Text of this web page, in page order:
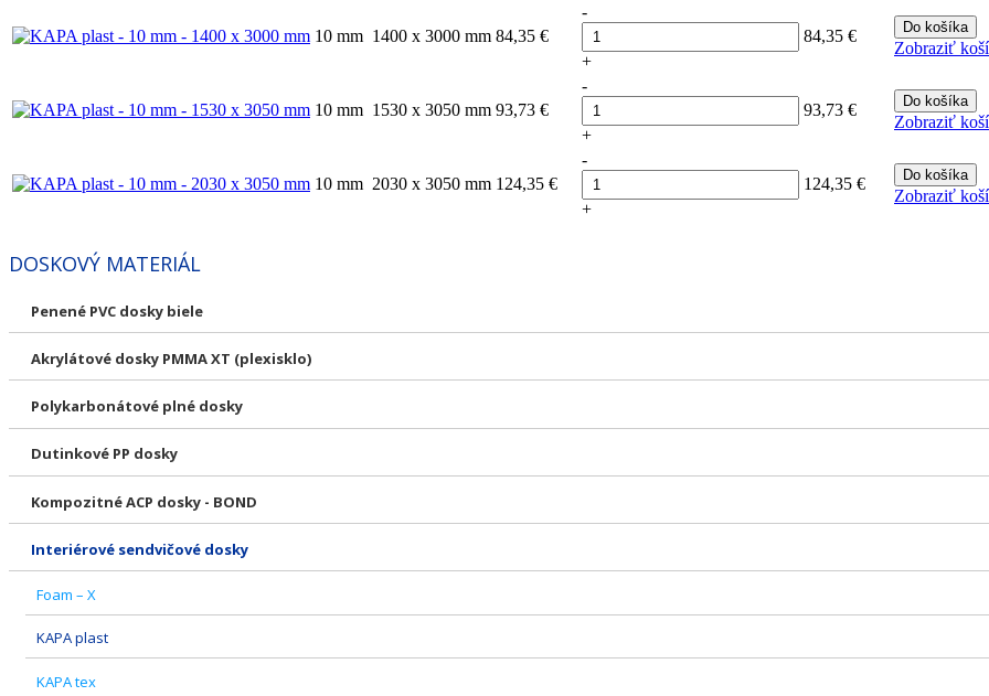
10 mm 1400 x 3000 mm 84,35 €
-
+
84,35 € Do košíka
Zobraziť
10 mm 1530 x 3050 mm 93,73 €
-
+
93,73 € Do košíka
Zobraziť
10 mm 2030 x 3050 mm 124,35 €
-
+
124,35 € Do košíka
Zobraziť
DOSKOVÝ MATERIÁL
Penené PVC dosky biele
Akrylátové dosky PMMA XT (plexisklo)
Polykarbonátové plné dosky
Dutinkové PP dosky
Kompozitné ACP dosky - BOND
Interiérové sendvičové dosky
Foam – X
KAPA plast
KAPA tex